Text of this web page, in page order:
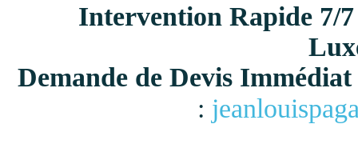
Intervention Rapide 7/
Demande de Devis
: